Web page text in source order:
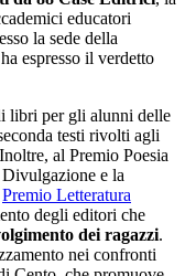
educatori
la sede della
espresso il verdetto
libri per gli alunni delle
testi rivolti agli
al Premio Poesia
e la
Premio Letteratura
degli editori che
dei ragazzi.
nei confronti